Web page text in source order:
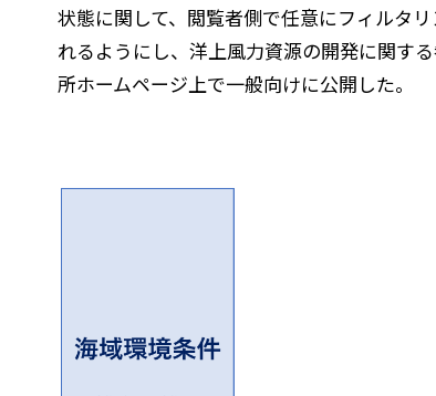
状態に関して、閲覧者側で任意にフィルタ
れるようにし、洋上風力資源の開発に関す
所ホームページ上で一般向けに公開した。